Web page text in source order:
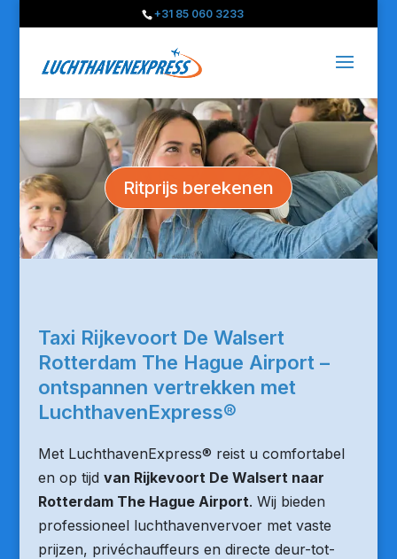
+31 85 060 3233
Ritprijs berekenen
Taxi Rijkevoort De Walsert
Rotterdam The Hague Airport –
ontspannen vertrekken met
LuchthavenExpress®
Met LuchthavenExpress® reist u comfortabel
en op tijd van Rijkevoort De Walsert naar
Rotterdam The Hague Airport. Wij bieden
professioneel luchthavenvervoer met vaste
prijzen, privéchauffeurs en directe deur-tot-